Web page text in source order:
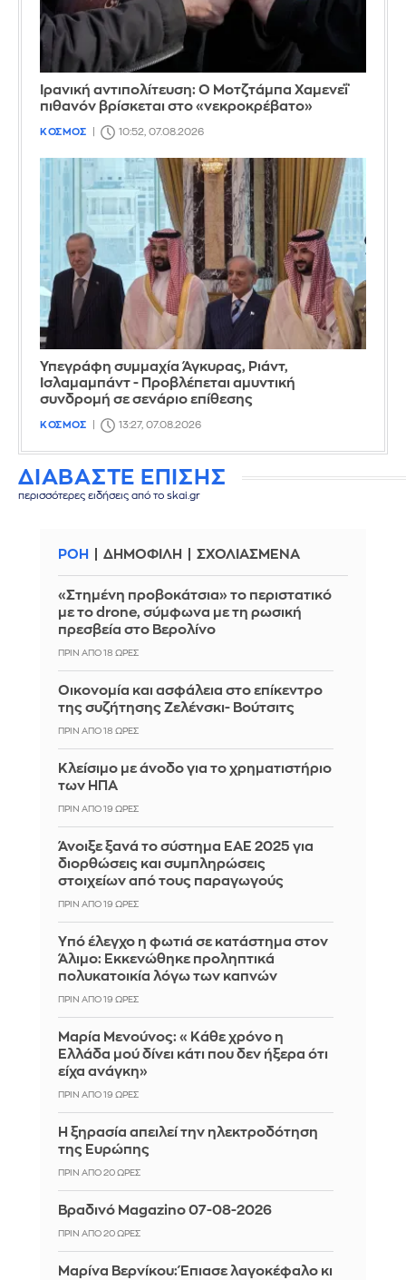
Ιρανική αντιπολίτευση: Ο Μοτζτάμπα Χαμενεΐ
πιθανόν βρίσκεται στο «νεκροκρέβατο»
ΚΟΣΜΟΣ 10:52, 07.08.2026
Υπεγράφη συμμαχία Άγκυρας, Ριάντ,
Ισλαμαμπάντ - Προβλέπεται αμυντική
συνδρομή σε σενάριο επίθεσης
ΚΟΣΜΟΣ 13:27, 07.08.2026
ΔΙΑΒΑΣΤΕ ΕΠΙΣΗΣ
περισσότερες ειδήσεις από το skai.gr
ΡΟΗ ΔΗΜΟΦΙΛΗ ΣΧΟΛΙΑΣΜΕΝΑ
«Στημένη προβοκάτσια» το περιστατικό
με το drone, σύμφωνα με τη ρωσική
πρεσβεία στο Βερολίνο
ΠΡΙΝ ΑΠΌ 18 ΏΡΕΣ
Οικονομία και ασφάλεια στο επίκεντρο
της συζήτησης Ζελένσκι- Βούτσιτς
ΠΡΙΝ ΑΠΌ 18 ΏΡΕΣ
Κλείσιμο με άνοδο για το χρηματιστήριο
των ΗΠΑ
ΠΡΙΝ ΑΠΌ 19 ΏΡΕΣ
Άνοιξε ξανά το σύστημα ΕΑΕ 2025 για
διορθώσεις και συμπληρώσεις
στοιχείων από τους παραγωγούς
ΠΡΙΝ ΑΠΌ 19 ΏΡΕΣ
Yπό έλεγχο η φωτιά σε κατάστημα στον
Άλιμο: Εκκενώθηκε προληπτικά
πολυκατοικία λόγω των καπνών
ΠΡΙΝ ΑΠΌ 19 ΏΡΕΣ
Μαρία Μενούνος: «Κάθε χρόνο η
Ελλάδα μού δίνει κάτι που δεν ήξερα ότι
είχα ανάγκη»
ΠΡΙΝ ΑΠΌ 19 ΏΡΕΣ
Η ξηρασία απειλεί την ηλεκτροδότηση
της Ευρώπης
ΠΡΙΝ ΑΠΌ 20 ΏΡΕΣ
Βραδινό Magazino 07-08-2026
ΠΡΙΝ ΑΠΌ 20 ΏΡΕΣ
Μαρίνα Βερνίκου: Έπιασε λαγοκέφαλο κι